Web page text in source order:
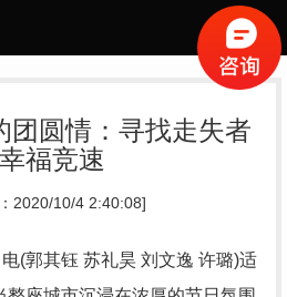
团圆情：寻找走失者
福竞速
2020/10/4 2:40:08]
郭其钰 苏礼昊 刘文逸 许璐)适